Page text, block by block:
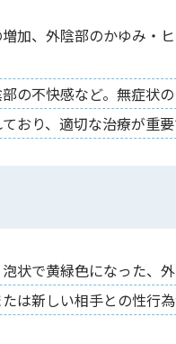
加、外陰部のかゆみ・
の不快感など。無症状
おり、適切な治療が重要
状で黄緑色になった、外
は新しい相手との性行為